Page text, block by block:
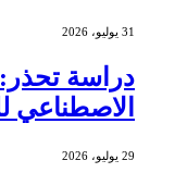
31 يوليو، 2026
دراسة تحذر:
الاصطناعي
29 يوليو، 2026